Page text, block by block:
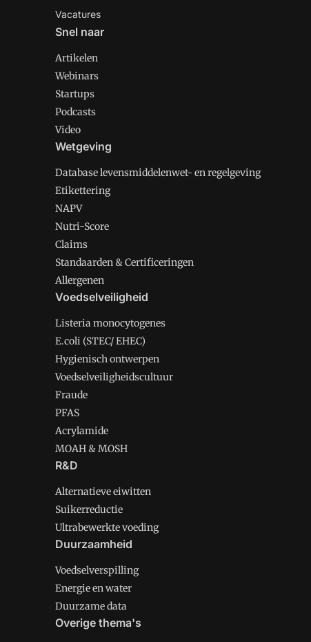
Vacatures
Snel naar
Artikelen
Webinars
Startups
Podcasts
Video
Wetgeving
Database levensmiddelenwet- en regelgeving
Etikettering
NAPV
Nutri-Score
Claims
Standaarden & Certificeringen
Allergenen
Voedselveiligheid
Listeria monocytogenes
E.coli (STEC/ EHEC)
Hygienisch ontwerpen
Voedselveiligheidscultuur
Fraude
PFAS
Acrylamide
MOAH & MOSH
R&D
Alternatieve eiwitten
Suikerreductie
Ultrabewerkte voeding
Duurzaamheid
Voedselverspilling
Energie en water
Duurzame data
Overige thema's